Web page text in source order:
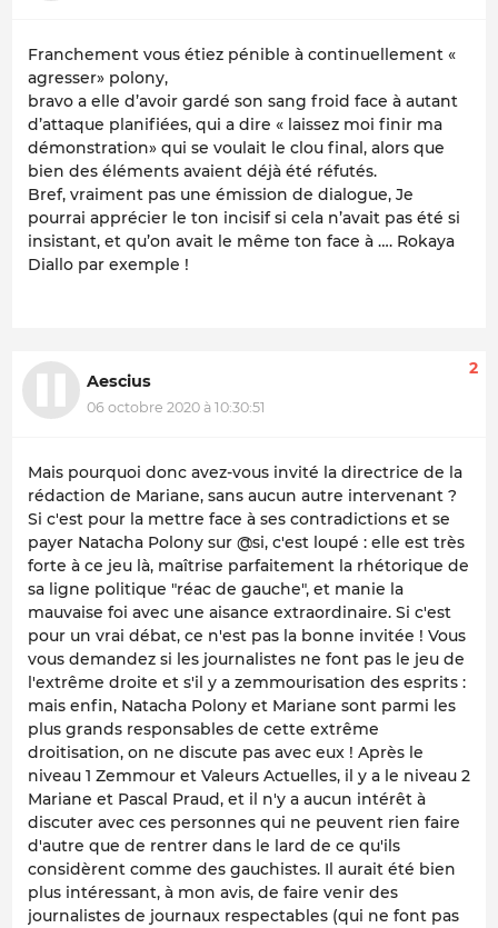
Franchement vous étiez pénible à continuellement «
agresser» polony,
bravo a elle d’avoir gardé son sang froid face à autant
d’attaque planifiées, qui a dire « laissez moi finir ma
démonstration» qui se voulait le clou final, alors que
bien des éléments avaient déjà été réfutés.
Bref, vraiment pas une émission de dialogue, Je
pourrai apprécier le ton incisif si cela n’avait pas été si
insistant, et qu’on avait le même ton face à …. Rokaya
Diallo par exemple !
Aescius
06 octobre 2020 à 10:30:51
2
Mais pourquoi donc avez-vous invité la directrice de la
rédaction de Mariane, sans aucun autre intervenant ?
Si c'est pour la mettre face à ses contradictions et se
payer Natacha Polony sur @si, c'est loupé : elle est très
forte à ce jeu là, maîtrise parfaitement la rhétorique de
sa ligne politique "réac de gauche", et manie la
mauvaise foi avec une aisance extraordinaire. Si c'est
pour un vrai débat, ce n'est pas la bonne invitée ! Vous
vous demandez si les journalistes ne font pas le jeu de
l'extrême droite et s'il y a zemmourisation des esprits :
mais enfin, Natacha Polony et Mariane sont parmi les
plus grands responsables de cette extrême
droitisation, on ne discute pas avec eux ! Après le
niveau 1 Zemmour et Valeurs Actuelles, il y a le niveau 2
Mariane et Pascal Praud, et il n'y a aucun intérêt à
discuter avec ces personnes qui ne peuvent rien faire
d'autre que de rentrer dans le lard de ce qu'ils
considèrent comme des gauchistes. Il aurait été bien
plus intéressant, à mon avis, de faire venir des
journalistes de journaux respectables (qui ne font pas